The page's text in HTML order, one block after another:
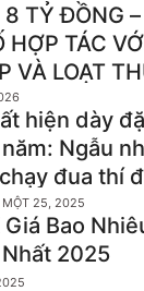
8 TỶ ĐỒNG
HỢP TÁC
VÀ LOẠT
ĐẦU
hiện dày
Ngẫu
đua thí
25, 2025
Giá Bao
2025